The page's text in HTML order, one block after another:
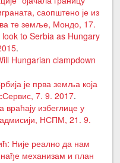
саопштено је из
те земље, Мондо, 17.
to Serbia as Hungary
.
Hungarian clampdown
је прва земља која
7. 9. 2017.
избеглице у
НСПМ, 21. 9.
Није реално да нам
механизам и план